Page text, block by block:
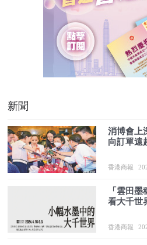
新聞
消博會上
向訂單遠
香港商報
「雲田
看大千世
香港商報